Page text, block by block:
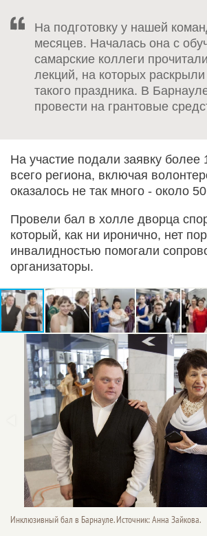
На подготовку у нашей
месяцев. Началась она с
самарские коллеги
лекций, на которых раскрыли
такого праздника. В
провести на грантовые
На участие подали заявку более
всего региона, включая
оказалось не так много - около
Провели бал в холле дворца
который, как ни иронично, нет
инвалидностью помогали
организаторы.
Инклюзивный бал в Барнауле. Источник: Анна Зайкова.